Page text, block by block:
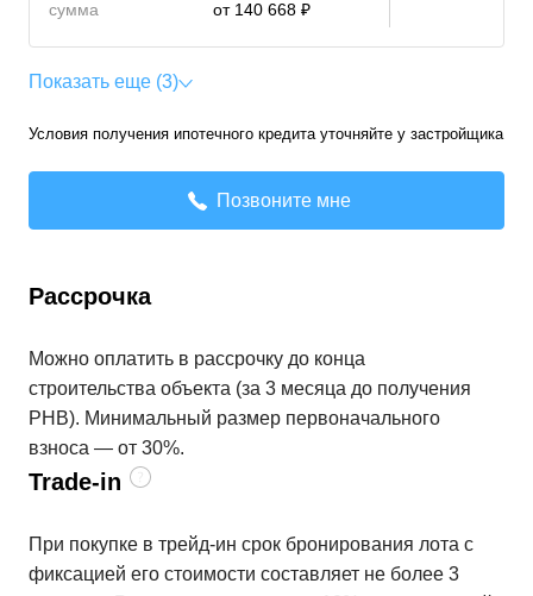
сумма
от 140 668 ₽
Показать еще (3)
Условия получения ипотечного кредита уточняйте у застройщика
Позвоните мне
Рассрочка
Можно оплатить в рассрочку до конца
строительства объекта (за 3 месяца до получения
РНВ). Минимальный размер первоначального
взноса — от 30%.
Trade-in
При покупке в трейд-ин срок бронирования лота с
фиксацией его стоимости составляет не более 3